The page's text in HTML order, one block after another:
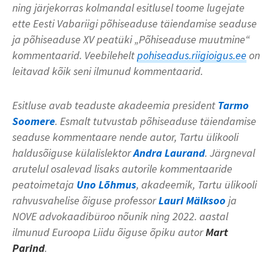
ning järjekorras kolmandal esitlusel toome lugejate
ette Eesti Vabariigi põhiseaduse täiendamise seaduse
ja põhiseaduse XV peatüki „Põhiseaduse muutmine“
kommentaarid. Veebileheltpohiseadus.riigioigus.ee on
leitavad kõik seni ilmunud kommentaarid.
Esitluse avab teaduste akadeemia president Tarmo
Soomere. Esmalt tutvustab põhiseaduse täiendamise
seaduse kommentaare nende autor, Tartu ülikooli
haldusõiguse külalislektorAndra Laurand. Järgneval
arutelul osalevad lisaks autorile kommentaaride
peatoimetaja Uno Lõhmus, akadeemik, Tartu ülikooli
rahvusvahelise õiguse professorLauri Mälksoo ja
NOVE advokaadibüroo nõunik ning 2022. aastal
ilmunud Euroopa Liidu õiguse õpiku autorMart
Parind.